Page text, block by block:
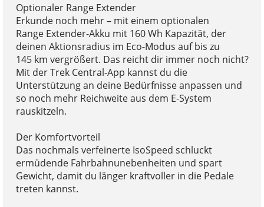
Optionaler Range Extender
Erkunde noch mehr – mit einem optionalen
Range Extender-Akku mit 160 Wh Kapazität, der
deinen Aktionsradius im Eco-Modus auf bis zu
145 km vergrößert. Das reicht dir immer noch nicht?
Mit der Trek Central-App kannst du die
Unterstützung an deine Bedürfnisse anpassen und
so noch mehr Reichweite aus dem E-System
rauskitzeln.
Der Komfortvorteil
Das nochmals verfeinerte IsoSpeed schluckt
ermüdende Fahrbahnunebenheiten und spart
Gewicht, damit du länger kraftvoller in die Pedale
treten kannst.